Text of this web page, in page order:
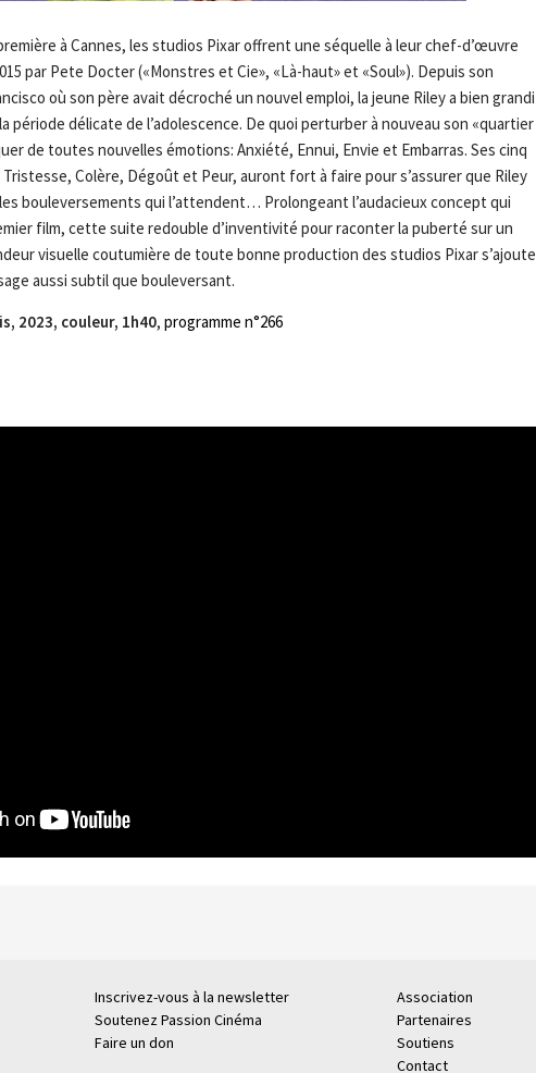
à Cannes, les studios Pixar offrent une séquelle à leur chef-d’œuvre
par Pete Docter («Monstres et Cie», «Là-haut» et «Soul»). Depuis son
où son père avait décroché un nouvel emploi, la jeune Riley a bien grandi
période délicate de l’adolescence. De quoi perturber à nouveau son «quartier
de toutes nouvelles émotions: Anxiété, Ennui, Envie et Embarras. Ses cinq
Colère, Dégoût et Peur, auront fort à faire pour s’assurer que Riley
bouleversements qui l’attendent… Prolongeant l’audacieux concept qui
film, cette suite redouble d’inventivité pour raconter la puberté sur un
visuelle coutumière de toute bonne production des studios Pixar s’ajoute
aussi subtil que bouleversant.
2023, couleur, 1h40, programme n°266
Inscrivez-vous à la newsletter
Soutenez Passion Cinéma
Faire un don
Association
Partenaires
Soutiens
Contact